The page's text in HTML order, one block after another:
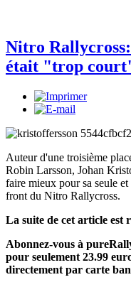
Nitro
était "trop
Auteur d'une troisième
Robin Larsson, Johan
faire mieux pour sa seule
front du Nitro Rallycross.
La suite de cet article est
Abonnez-vous à
pour seulement 23.99
directement par carte